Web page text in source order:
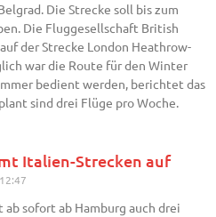
Die Strecke soll bis zum
Die Fluggesellschaft British
der Strecke London Heathrow-
war die Route für den Winter
bedient werden, berichtet das
sind drei Flüge pro Woche.
Italien-Strecken auf
12:47
sofort ab Hamburg auch drei